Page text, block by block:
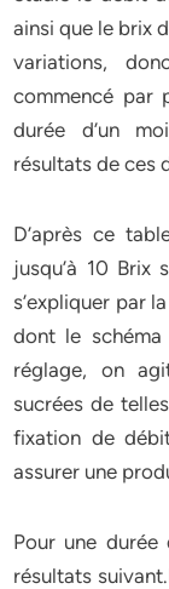
ainsi que le brix
variations,
commencé par
durée d’un
résultats de ces
D’après ce
jusqu’à 10 Brix
s’expliquer par
dont le
réglage, on
sucrées de
fixation de
assurer une
Pour une durée
résultats